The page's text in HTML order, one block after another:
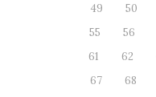
49
50
55
56
61
62
67
68